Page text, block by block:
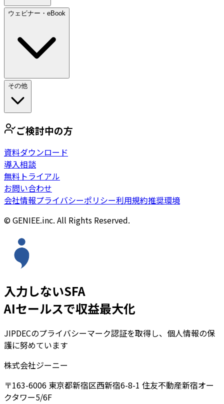
ウェビナー・eBook
その他
ご検討中の方
資料ダウンロード
導入相談
無料トライアル
お問い合わせ
会社情報プライバシーポリシー利用規約推奨環境
© GENIEE.inc. All Rights Reserved.
入力しないSFA
AIセールスで収益最大化
JIPDECのプライバシーマーク認証を取得し、個人情報の保
護に努めています
株式会社ジーニー
〒163-6006 東京都新宿区西新宿6-8-1 住友不動産新宿オー
クタワー5/6F